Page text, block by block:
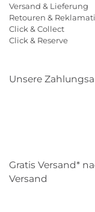
Versand & Lieferung
Retouren &
Click & Collect
Click & Reserve
Unsere
Gratis Versand*
Versand